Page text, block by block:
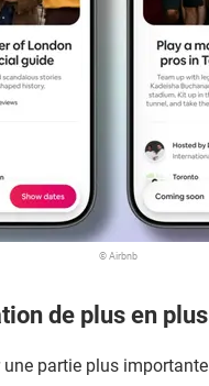
© Airbnb
de plus en
partie plus